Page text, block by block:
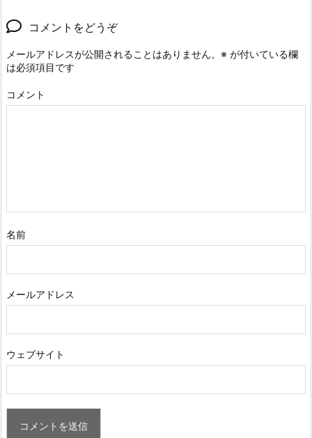
コメントをどうぞ
メールアドレスが公開されることはありません。 ※ が付いている欄
は必須項目です
コメント
名前
メールアドレス
ウェブサイト